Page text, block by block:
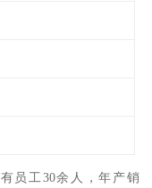
员工30余人，年产销